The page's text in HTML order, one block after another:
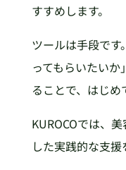
すすめします。
ツールは手段で
ってもらいたい
ることで、はじめ
KUROCOでは、
した実践的な支援